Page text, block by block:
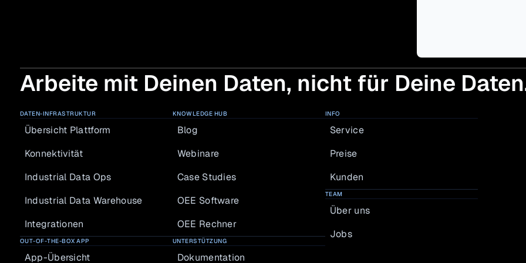
Arbeite mit Deinen Daten, nicht für Deine
DATEN-INFRASTRUKTUR
Übersicht Plattform
Konnektivität
Industrial Data Ops
Industrial Data Warehouse
Integrationen
OUT-OF-THE-BOX APP
App-Übersicht
KNOWLEDGE HUB
Blog
Webinare
OEE Software
Case Studies
OEE Rechner
UNTERSTÜTZUNG
Dokumentation
Über uns
Jobs
TEAM
INFO
Service
Preise
Kunden